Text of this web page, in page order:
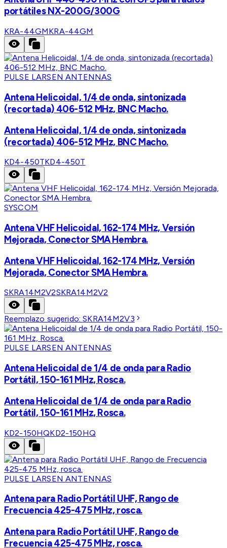
portátiles NX-200G/300G
KRA-44GMKRA-44GM
PULSE LARSEN ANTENNAS
Antena Helicoidal, 1/4 de onda, sintonizada
(recortada) 406-512 MHz, BNC Macho.
Antena Helicoidal, 1/4 de onda, sintonizada
(recortada) 406-512 MHz, BNC Macho.
KD4-450TKD4-450T
SYSCOM
Antena VHF Helicoidal, 162-174 MHz, Versión
Mejorada, Conector SMA Hembra.
Antena VHF Helicoidal, 162-174 MHz, Versión
Mejorada, Conector SMA Hembra.
SKRA14M2V2SKRA14M2V2
Reemplazo sugerido:SKRA14M2V3
PULSE LARSEN ANTENNAS
Antena Helicoidal de 1/4 de onda para Radio
Portátil, 150-161 MHz, Rosca.
Antena Helicoidal de 1/4 de onda para Radio
Portátil, 150-161 MHz, Rosca.
KD2-150HQKD2-150HQ
PULSE LARSEN ANTENNAS
Antena para Radio Portátil UHF, Rango de
Frecuencia 425-475 MHz, rosca.
Antena para Radio Portátil UHF, Rango de
Frecuencia 425-475 MHz, rosca.